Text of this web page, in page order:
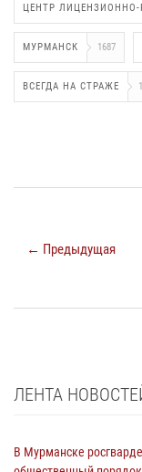
ЦЕНТР
МУРМАНСК 1687
ВСЕГДА НА СТРАЖЕ
← Предыдущая
ЛЕНТА
В Мурманске